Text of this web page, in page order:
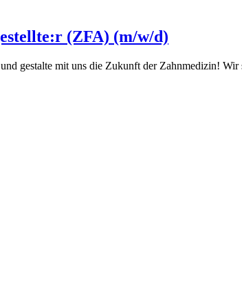
(ZFA) (m/w/d)
gestalte mit uns die Zukunft der Zahnmedizin!